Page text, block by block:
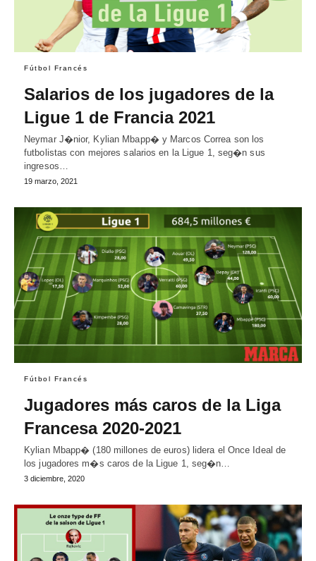
Fútbol Francés
Salarios de los jugadores de la
Ligue 1 de Francia 2021
Neymar J�nior, Kylian Mbapp� y Marcos Correa son los
futbolistas con mejores salarios en la Ligue 1, seg�n sus
ingresos…
19 marzo, 2021
Fútbol Francés
Jugadores más caros de la Liga
Francesa 2020-2021
Kylian Mbapp� (180 millones de euros) lidera el Once Ideal de
los jugadores m�s caros de la Ligue 1, seg�n…
3 diciembre, 2020